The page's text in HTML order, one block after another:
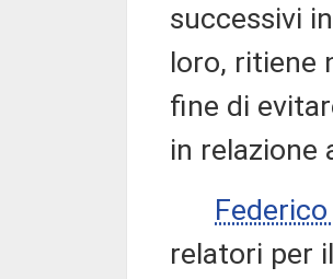
successivi
loro, ritiene
fine di
in relazione
Federico
relatori per